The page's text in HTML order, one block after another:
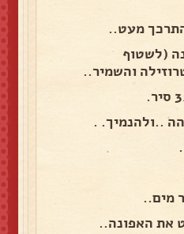
מעט..
(לשטוף
והשמיר..
..ולהנמיך. .
מים..
את האפונה..